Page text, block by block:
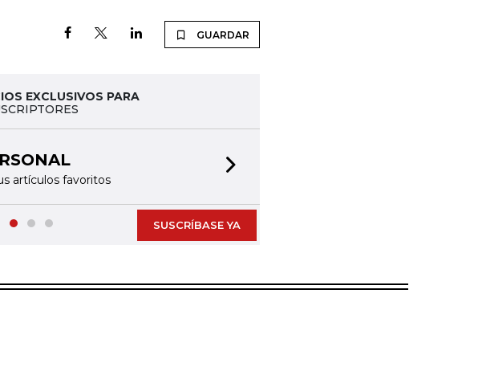
GUARDAR
EXCLUSIVOS PARA
artículos favoritos
SUSCRÍBASE YA